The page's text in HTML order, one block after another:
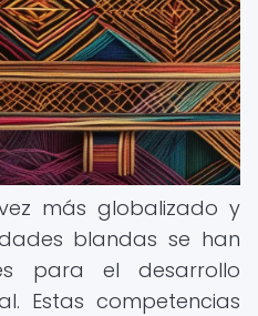
más globalizado y
blandas se han
para el desarrollo
Estas competencias